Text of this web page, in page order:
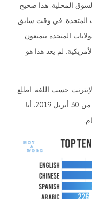
المحلية. هذا صحيح
المتحدة. في وقت سابق
المتحدة يتمتعون
لم يعد هذا هو
حسب اللغة. اطلع
على تقارير InternetWorldStats اعتبارًا من 30 أبريل 2019. أنا